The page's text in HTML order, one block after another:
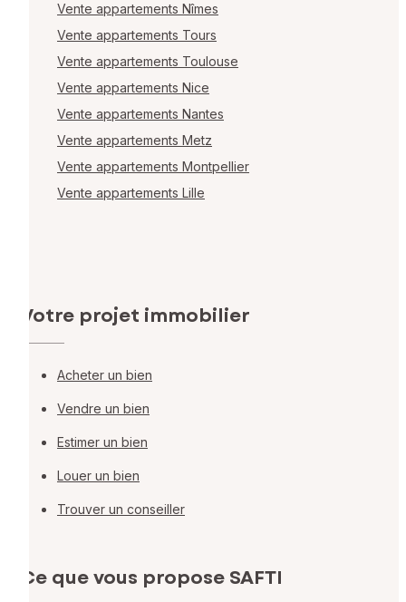
Vente appartements Nîmes
Vente appartements Tours
Vente appartements Toulouse
Vente appartements Nice
Vente appartements Nantes
Vente appartements Metz
Vente appartements Montpellier
Vente appartements Lille
Votre projet immobilier
Acheter un bien
Vendre un bien
Estimer un bien
Louer un bien
Trouver un conseiller
Ce que vous propose SAFTI